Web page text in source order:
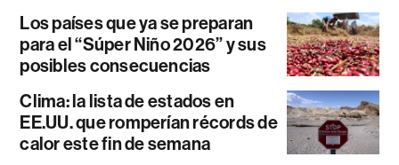
Los países que ya se preparan
para el “Súper Niño 2026” y sus
posibles consecuencias
Clima: la lista de estados en
EE.UU. que romperían récords de
calor este fin de semana